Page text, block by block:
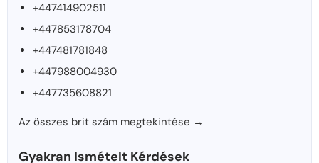
+447414902511
+447853178704
+447481781848
+447988004930
+447735608821
Az összes brit szám megtekintése →
Gyakran Ismételt Kérdések